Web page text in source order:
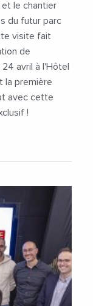
le chantier
du futur parc
visite fait
de
avril à l'Hôtel
la première
avec cette
!